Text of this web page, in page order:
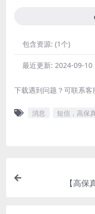
包含资源: (1个)
最近更新: 2024-09-10
下载遇到问题？可联系客
消息 短信，高保
【高保